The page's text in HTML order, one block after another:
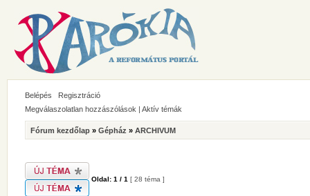
Belépés
Regisztráció
Megválaszolatlan hozzászólások | Aktív témák
Fórum kezdőlap » Gépház » ARCHIVUM
Oldal: 1 / 1 [ 28 téma ]